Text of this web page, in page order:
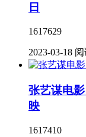
日
1617629
2023-03-18 阅
张艺谋电
映
1617410